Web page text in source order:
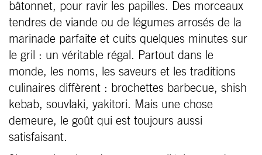
bâtonnet, pour ravir les papilles. Des morceaux
tendres de viande ou de légumes arrosés de la
marinade parfaite et cuits quelques minutes sur
le gril : un véritable régal. Partout dans le
monde, les noms, les saveurs et les traditions
culinaires diffèrent : brochettes barbecue, shish
kebab, souvlaki, yakitori. Mais une chose
demeure, le goût qui est toujours aussi
satisfaisant.